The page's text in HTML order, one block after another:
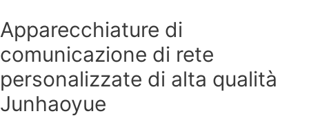
Apparecchiature di
comunicazione di rete
personalizzate di alta qualità
Junhaoyue